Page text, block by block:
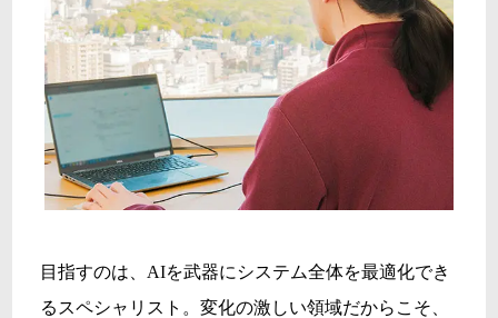
目指すのは、AIを武器にシステム全体を最適化でき
るスペシャリスト。変化の激しい領域だからこそ、